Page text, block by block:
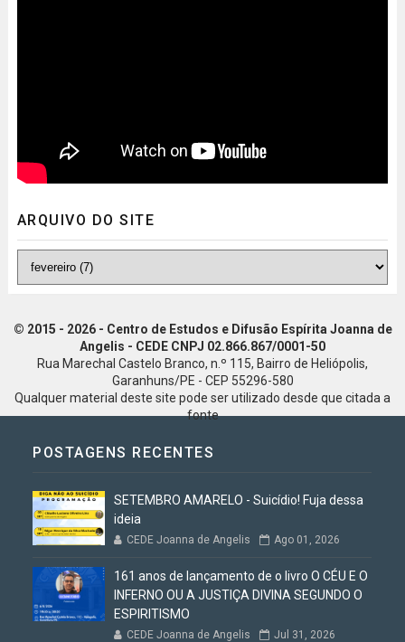
ARQUIVO DO SITE
© 2015 - 2026 - Centro de Estudos e Difusão Espírita Joanna de
Angelis - CEDE CNPJ 02.866.867/0001-50
Rua Marechal Castelo Branco, n.º 115, Bairro de Heliópolis,
Garanhuns/PE - CEP 55296-580
Qualquer material deste site pode ser utilizado desde que citada a
fonte
POSTAGENS RECENTES
SETEMBRO AMARELO - Suicídio! Fuja dessa
ideia
CEDE Joanna de Angelis Ago 01, 2026
161 anos de lançamento de o livro O CÉU E O
INFERNO OU A JUSTIÇA DIVINA SEGUNDO O
ESPIRITISMO
CEDE Joanna de Angelis Jul 31, 2026